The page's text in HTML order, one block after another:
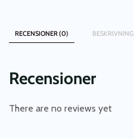
RECENSIONER (0) BESKRIVNING
Recensioner
There are no reviews yet